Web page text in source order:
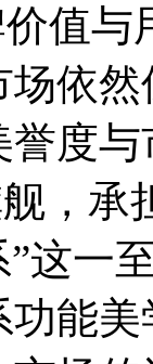
值与
依
度
，承
这一
能